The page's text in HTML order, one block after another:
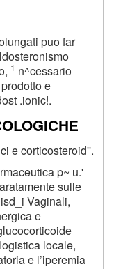
puo far
1 n^cessario
e
.ionic!.
e corticosteroid''.
p~ u.'
sulle
Vaginali,
e
locale,
e l’iperemia